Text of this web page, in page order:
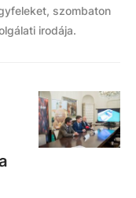
szombaton
irodája.